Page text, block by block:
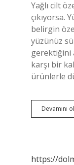
Yağlı cilt
çıkıyorsa.
belirgin
yüzünüz
gerektiğini
karşı bir
ürünlerle
Devamını
https://